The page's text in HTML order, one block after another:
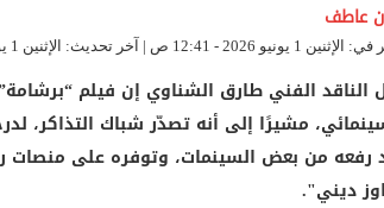
عاطف
2026 - 12:41 ص | آخر تحديث: الإثنين 1 يونيو 2026 - 12:53 ص
الناقد الفني طارق الشناوي إن فيلم
مشيرًا إلى أنه تصدّر شباك التذاكر،
رفعه من بعض السينمات، وتوفره على منصات
ديني".